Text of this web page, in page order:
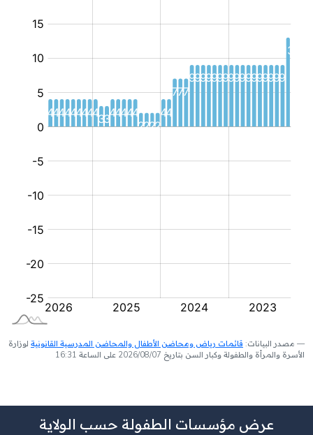
خاص
مصدر البيانات: قائمات رياض ومحاضن الأطفال والمحاضن المدرسية القانونية لوزارة
الأسرة والمرأة والطفولة وكبار السن بتاريخ 2026/08/07 على الساعة 16:31
عرض مؤسسات الطفولة حسب الولاية